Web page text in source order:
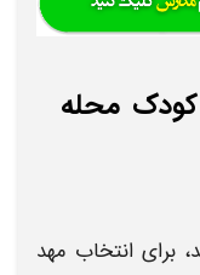
محله
انتخابمهد